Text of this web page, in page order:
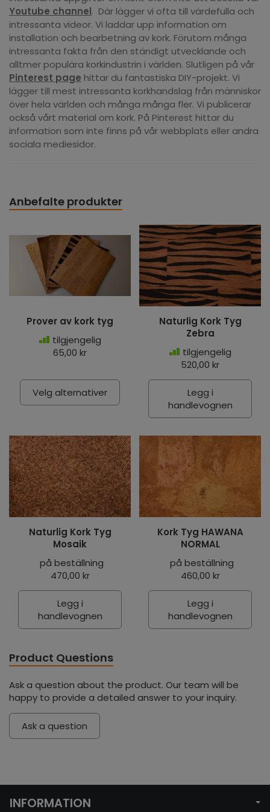
Youtube channel. Där lägger vi ofta till värdefulla och
intressanta videor. Vi laddar upp information om
installation och bearbetning av kork. Förutom många
intressanta fakta från den ständigt utvecklande och
alltmer populära korkindustrin i världen. Slutligen på vår
Pinterest page hittar du fantastiska DIY-projekt. Vi
lägger till mest intressanta korkhandslag från människor
över hela världen och många många fler. Vi publicerar
också vårt material om kork. På Pinterest hittar du
information som inte finns på vår webbplats eller andra
sociala mediesidor.
Anbefalte produkter
Prover av kork tyg
tilgjengelig
65,00 kr
Velg alternativer
Naturlig Kork Tyg
Zebra
tilgjengelig
520,00 kr
Legg i
handlevognen
Naturlig Kork Tyg
Mosaik
på beställning
470,00 kr
Legg i
handlevognen
Kork Tyg HAWANA
NORMAL
på beställning
460,00 kr
Legg i
handlevognen
Product Questions
Ask a question about the product. Our team will be
happy to provide a detailed answer to your inquiry.
Ask a question
INFORMATION